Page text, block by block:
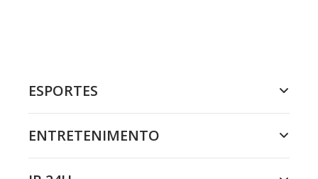
ESPORTES
ENTRETENIMENTO